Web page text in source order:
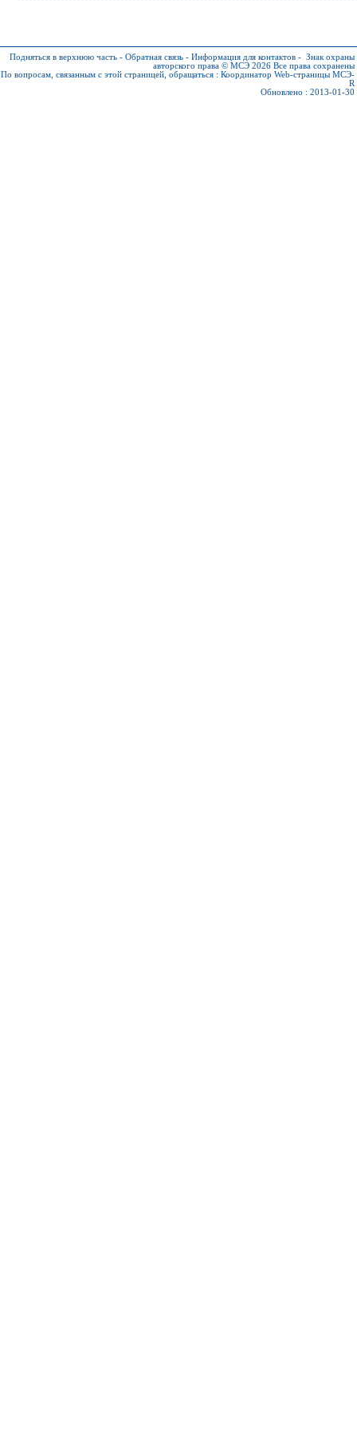
Подняться в верхнюю часть - Обратная связь - Информация для контактов - Знак охраны
авторского права © МСЭ 2026 Все права сохранены
По вопросам, связанным с этой страницей, обращаться : Координатор Web-страницы МСЭ-
R
Обновлено : 2013-01-30